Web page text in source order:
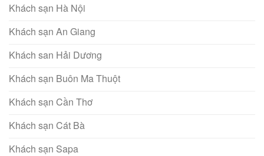
Khách sạn Hà Nội
Khách sạn An Giang
Khách san Hải Dương
Khách sạn Buôn Ma Thuột
Khách sạn Cần Thơ
Khách sạn Cát Bà
Khách sạn Sapa